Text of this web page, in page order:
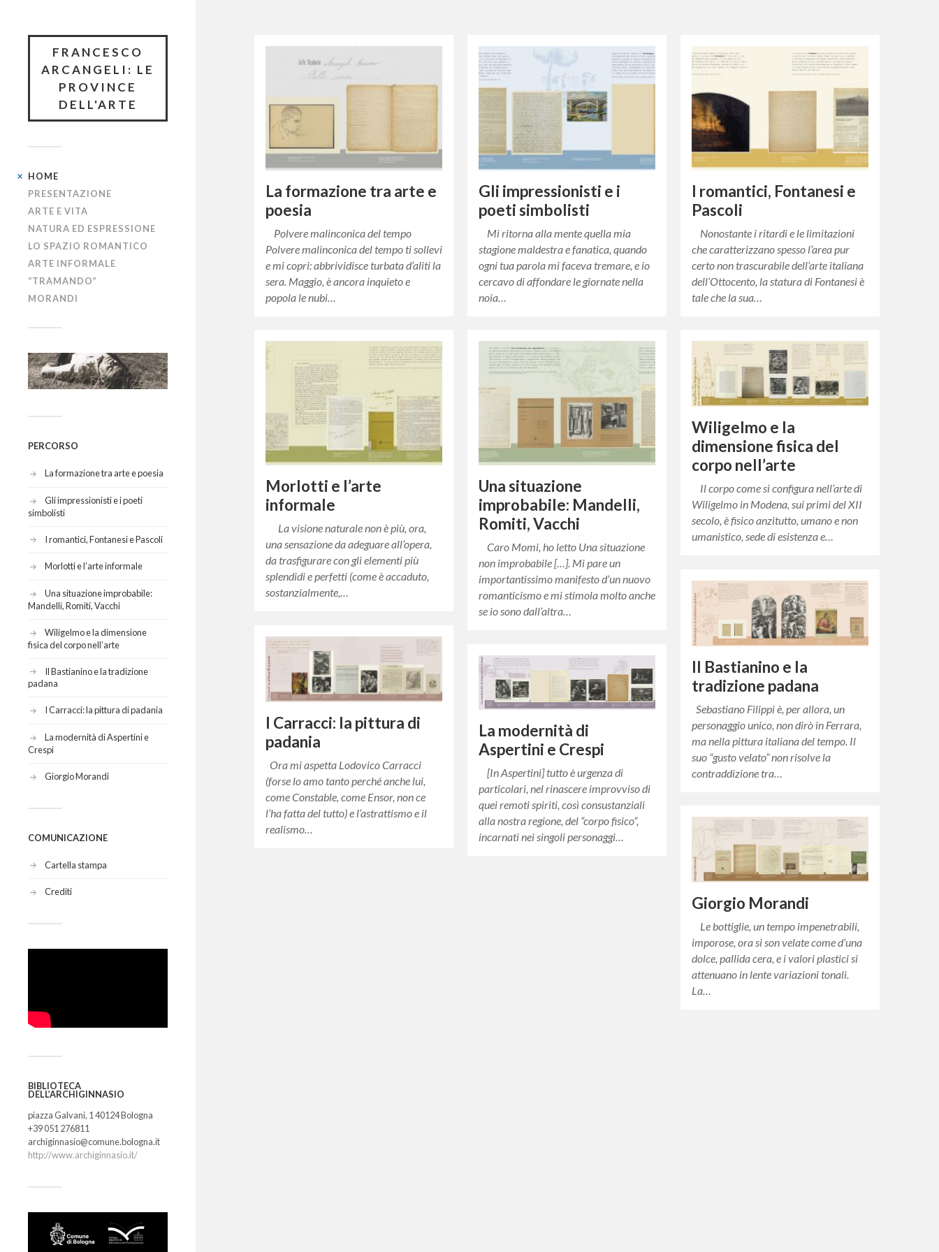
FRANCESCO
ARCANGELI: LE
PROVINCE
DELL'ARTE
HOME
PRESENTAZIONE
ARTE E VITA
NATURA ED ESPRESSIONE
LO SPAZIO ROMANTICO
ARTE INFORMALE
“TRAMANDO”
MORANDI
PERCORSO
La formazione tra arte e poesia
Gli impressionisti e i poeti
simbolisti
I romantici, Fontanesi e Pascoli
Morlotti e l’arte informale
Una situazione improbabile:
Mandelli, Romiti, Vacchi
Wiligelmo e la dimensione
fisica del corpo nell’arte
Il Bastianino e la tradizione
padana
I Carracci: la pittura di padania
La modernità di Aspertini e
Crespi
Giorgio Morandi
COMUNICAZIONE
Cartella stampa
Crediti
BIBLIOTECA
DELL’ARCHIGINNASIO
piazza Galvani, 1 40124 Bologna
+39 051 276811
archiginnasio@comune.bologna.it
http://www.archiginnasio.it/
La formazione tra arte e
poesia
Polvere malinconica del tempo
Polvere malinconica del tempo ti sollevi
e mi copri: abbrividisce turbata d’aliti la
sera. Maggio, è ancora inquieto e
popola le nubi…
Gli impressionisti e i
poeti simbolisti
Mi ritorna alla mente quella mia
stagione maldestra e fanatica, quando
ogni tua parola mi faceva tremare, e io
cercavo di affondare le giornate nella
noia…
I romantici, Fontanesi e
Pascoli
Nonostante i ritardi e le limitazioni
che caratterizzano spesso l’area pur
certo non trascurabile dell’arte italiana
dell’Ottocento, la statura di Fontanesi è
tale che la sua…
Morlotti e l’arte
informale
La visione naturale non è più, ora,
una sensazione da adeguare all’opera,
da trasfigurare con gli elementi più
splendidi e perfetti (come è accaduto,
sostanzialmente,…
Una situazione
improbabile: Mandelli,
Romiti, Vacchi
Caro Momi, ho letto Una situazione
non improbabile […]. Mi pare un
importantissimo manifesto d’un nuovo
romanticismo e mi stimola molto anche
se io sono dall’altra…
Wiligelmo e la
dimensione fisica del
corpo nell’arte
Il corpo come si configura nell’arte di
Wiligelmo in Modena, sui primi del XII
secolo, è fisico anzitutto, umano e non
umanistico, sede di esistenza e…
Il Bastianino e la
tradizione padana
Sebastiano Filippi è, per allora, un
personaggio unico, non dirò in Ferrara,
ma nella pittura italiana del tempo. Il
suo “gusto velato” non risolve la
contraddizione tra…
I Carracci: la pittura di
padania
Ora mi aspetta Lodovico Carracci
(forse lo amo tanto perché anche lui,
come Constable, come Ensor, non ce
l’ha fatta del tutto) e l’astrattismo e il
realismo…
La modernità di
Aspertini e Crespi
[In Aspertini] tutto è urgenza di
particolari, nel rinascere improvviso di
quei remoti spiriti, così consustanziali
alla nostra regione, del “corpo fisico”,
incarnati nei singoli personaggi…
Giorgio Morandi
Le bottiglie, un tempo impenetrabili,
imporose, ora si son velate come d’una
dolce, pallida cera, e i valori plastici si
attenuano in lente variazioni tonali.
La…